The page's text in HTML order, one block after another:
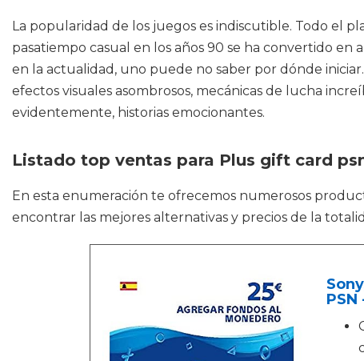
La popularidad de los juegos es indiscutible. Todo el
pasatiempo casual en los años 90 se ha convertido
en la actualidad, uno puede no saber por dónde
efectos visuales asombrosos, mecánicas de lucha
evidentemente, historias emocionantes.
Listado top ventas para Plus gift card
En esta enumeración te ofrecemos numerosos
encontrar las mejores alternativas y precios de la
PSN